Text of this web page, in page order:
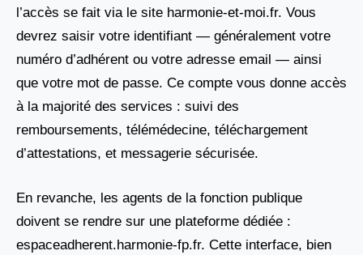
l’accès se fait via le site harmonie-et-moi.fr. Vous
devrez saisir votre identifiant — généralement votre
numéro d’adhérent ou votre adresse email — ainsi
que votre mot de passe. Ce compte vous donne accès
à la majorité des services : suivi des
remboursements, télémédecine, téléchargement
d’attestations, et messagerie sécurisée.
En revanche, les agents de la fonction publique
doivent se rendre sur une plateforme dédiée :
espaceadherent.harmonie-fp.fr. Cette interface, bien